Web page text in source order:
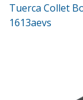
Tuerca Collet
1613aevs